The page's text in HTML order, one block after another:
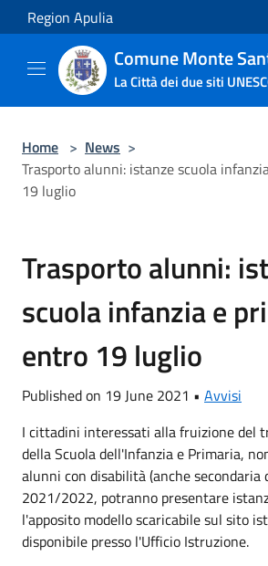
Salta al contenuto principale
Region Apulia
Comune Monte
La Città dei due siti
Home > News >
Trasporto alunni: istanze scuola
19 luglio
Trasporto alunni:
scuola infanzia e
entro 19 luglio
Published on 19 June 2021 • Avvisi
I cittadini interessati alla fruizione del
della Scuola dell'Infanzia e Primaria,
alunni con disabilità (anche secondaria
2021/2022, potranno presentare
l'apposito modello scaricabile sul sito
disponibile presso l'Ufficio Istruzione.